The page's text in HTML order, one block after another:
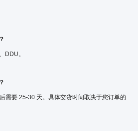
DDU。
需要 25-30 天。具体交货时间取决于您订单的